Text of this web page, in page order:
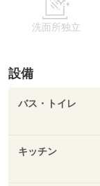
洗面所独立
設備
バス・トイレ
キッチン